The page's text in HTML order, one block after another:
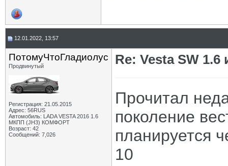
12.01.2022, 13:57
ПотомуЧтоГладиолус
Продвинутый
Регистрация: 21.05.2015
Адрес: 56RUS
Автомобиль: LADA VESTA 2016 1.6
МКПП (JH3) КОМФОРТ
Возраст: 42
Сообщений: 7,026
Re: Vesta SW
Прочитал
поколение
планируется
10